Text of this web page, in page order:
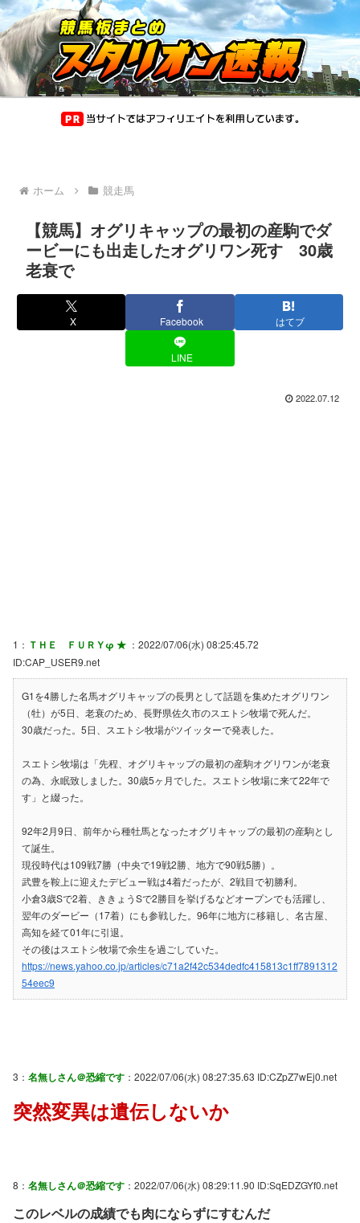
ホーム 競走馬
【競馬】オグリキャップの最初の産駒でダ
ービーにも出走したオグリワン死す 30歳
老衰で
X Facebook はてブ
LINE
2022.07.12
1： ＴＨＥ ＦＵＲＹφ ★ ：2022/07/06(水) 08:25:45.72
ID:CAP_USER9.net
G1を4勝した名馬オグリキャップの長男として話題を集めたオグリワン
（牡）が5日、老衰のため、長野県佐久市のスエトシ牧場で死んだ。
30歳だった。5日、スエトシ牧場がツイッターで発表した。
スエトシ牧場は「先程、オグリキャップの最初の産駒オグリワンが老衰
の為、永眠致しました。30歳5ヶ月でした。スエトシ牧場に来て22年で
す」と綴った。
92年2月9日、前年から種牡馬となったオグリキャップの最初の産駒とし
て誕生。
現役時代は109戦7勝（中央で19戦2勝、地方で90戦5勝）。
武豊を鞍上に迎えたデビュー戦は4着だったが、2戦目で初勝利。
小倉3歳Sで2着、ききょうSで2勝目を挙げるなどオープンでも活躍し、
翌年のダービー（17着）にも参戦した。96年に地方に移籍し、名古屋、
高知を経て01年に引退。
その後はスエトシ牧場で余生を過ごしていた。
https://news.yahoo.co.jp/articles/c71a2f42c534dedfc415813c1ff7891312
54eec9
3： 名無しさん＠恐縮です ：2022/07/06(水) 08:27:35.63 ID:CZpZ7wEj0.net
突然変異は遺伝しないか
8： 名無しさん＠恐縮です ：2022/07/06(水) 08:29:11.90 ID:SqEDZGYf0.net
このレベルの成績でも肉にならずにすむんだ